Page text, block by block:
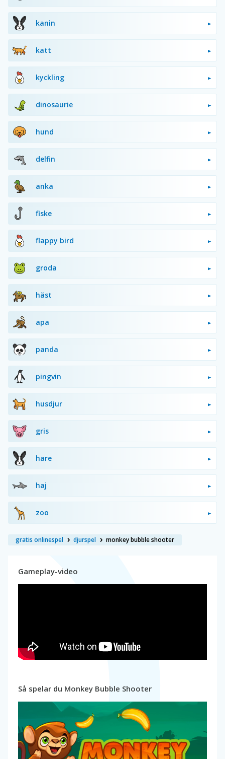
kanin
katt
kyckling
dinosaurie
hund
delfin
anka
fiske
flappy bird
groda
häst
apa
panda
pingvin
husdjur
gris
hare
haj
zoo
gratis onlinespel djurspel monkey bubble shooter
Gameplay-video
Så spelar du Monkey Bubble Shooter